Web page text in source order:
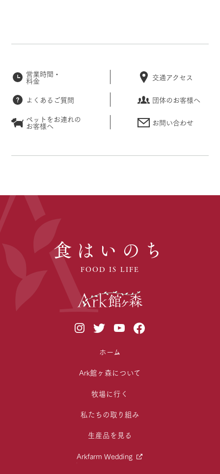
営業時間・
料金 交通アクセス
よくあるご質問
団体のお客様へ
ペットをお連れの
お客様へ お問い合わせ
食はいのち
FOOD IS LIFE
ホーム
Ark館ヶ森について
牧場に行く
私たちの取り組み
生産品を見る
Arkfarm Wedding